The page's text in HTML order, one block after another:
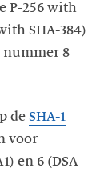
P-256 with
SHA-384)
nummer 8
de SHA-1
voor
en 6 (DSA-